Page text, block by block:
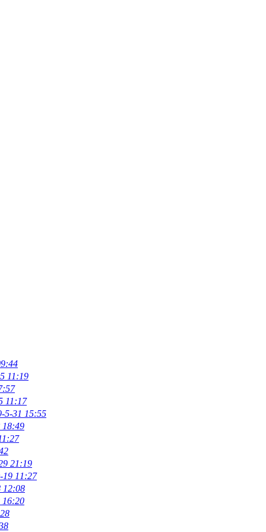
11:19
11:17
5-31 15:55
18:49
21:19
19 11:27
12:08
16:20